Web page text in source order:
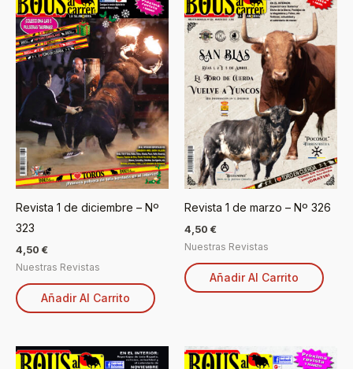
Revista 1 de diciembre – Nº
323
4,50 €
Nuestras Revistas
Añadir Al Carrito
Revista 1 de marzo – Nº 326
4,50 €
Nuestras Revistas
Añadir Al Carrito